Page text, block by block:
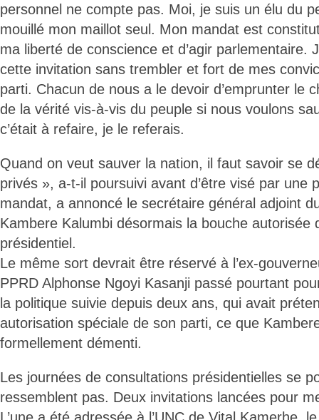
personnel ne compte pas. Moi, je suis un élu du
mouillé mon maillot seul. Mon mandat est
ma liberté de conscience et d’agir parlementaire.
cette invitation sans trembler et fort de mes
parti. Chacun de nous a le devoir d’emprunter le
de la vérité vis-à-vis du peuple si nous voulons
c’était à refaire, je le referais.
Quand on veut sauver la nation, il faut savoir se
privés », a-t-il poursuivi avant d’être visé par une
mandat, a annoncé le secrétaire général adjoint
Kambere Kalumbi désormais la bouche autorisée
présidentiel.
Le même sort devrait être réservé à l’ex-
PPRD Alphonse Ngoyi Kasanji passé pourtant
la politique suivie depuis deux ans, qui avait
autorisation spéciale de son parti, ce que
formellement démenti.
Les journées de consultations présidentielles se
ressemblent pas. Deux invitations lancées pour